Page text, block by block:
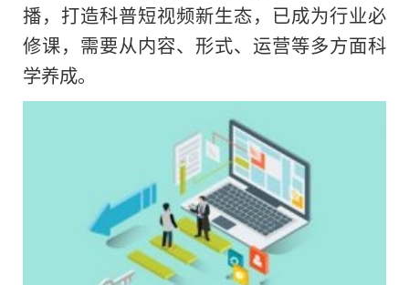
播，打造科普短视频新生态，已成为行业必
修课，需要从内容、形式、运营等多方面科
学养成。